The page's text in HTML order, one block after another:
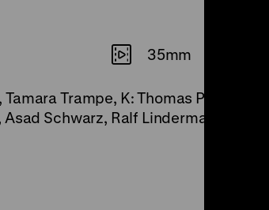
35mm
Trampe, K: Thomas Plenert, D:
Schwarz, Ralf Lindermann, 106'